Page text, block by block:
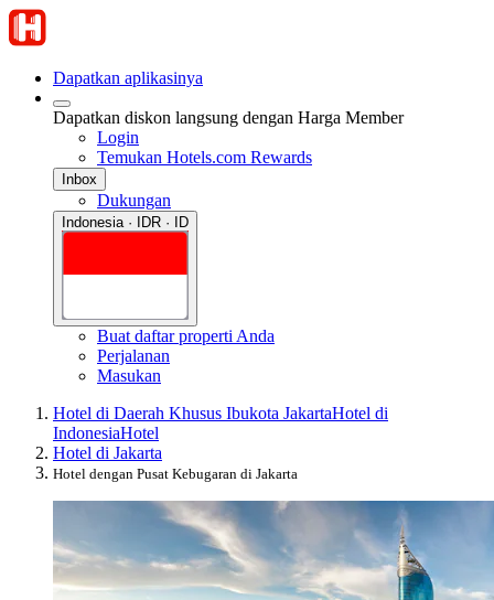
Dapatkan aplikasinya
Dapatkan diskon langsung dengan Harga Member
Login
Temukan Hotels.com Rewards
Inbox
Dukungan
Indonesia · IDR · ID
Buat daftar properti Anda
Perjalanan
Masukan
Hotel di Daerah Khusus Ibukota JakartaHotel di
IndonesiaHotel
Hotel di Jakarta
Hotel dengan Pusat Kebugaran di Jakarta